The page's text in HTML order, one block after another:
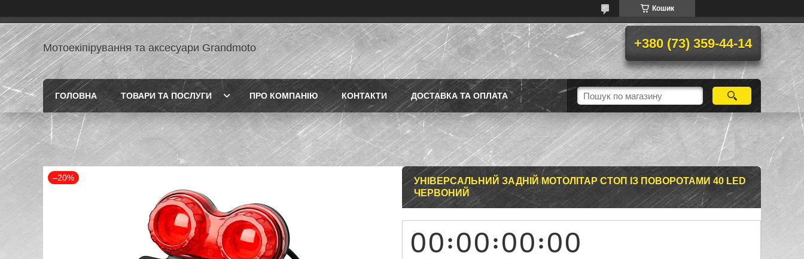
Кошик
Мотоекіпірування та аксесуари Grandmoto +380 (73) 359-44-14
ГОЛОВНА ТОВАРИ ТА ПОСЛУГИ ПРО КОМПАНІЮ КОНТАКТИ ДОСТАВКА ТА ОПЛАТА
–20%
УНІВЕРСАЛЬНИЙ ЗАДНІЙ МОТОЛІТАР СТОП ІЗ ПОВОРОТАМИ 40 LED
ЧЕРВОНИЙ
00 00 00 00